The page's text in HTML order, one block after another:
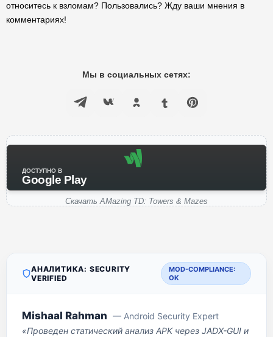
относитесь к взломам? Пользовались? Жду ваши мнения в
комментариях!
Мы в социальных сетях:
ДОСТУПНО В
Google Play
Скачать AMazing TD: Towers & Mazes
АНАЛИТИКА: SECURITY
VERIFIED
MOD-COMPLIANCE:
OK
Mishaal Rahman — Android Security Expert
«Проведен статический анализ APK через JADX-GUI и